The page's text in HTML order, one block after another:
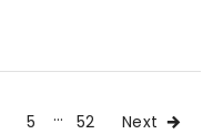
5 52 Next